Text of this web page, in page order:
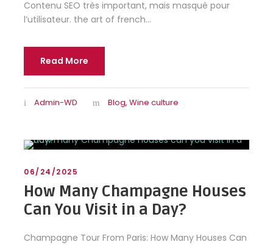
Contenu SEO très important, mais masqué pour
l’utilisateur. the art of french...
Read More
Admin-WD Blog, Wine culture
06/24/2025
How Many Champagne Houses
Can You Visit in a Day?
Champagne Tour From Paris: How Many Houses Can